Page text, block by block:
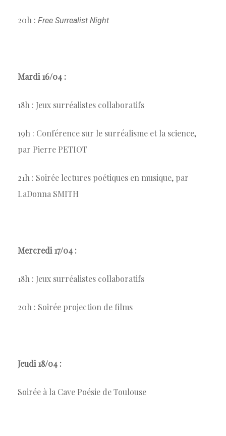
20h : Free Surrealist Night
Mardi 16/04 :
18h : Jeux surréalistes collaboratifs
19h : Conférence sur le surréalisme et la science,
par Pierre PETIOT
21h : Soirée lectures poétiques en musique, par
LaDonna SMITH
Mercredi 17/04 :
18h : Jeux surréalistes collaboratifs
20h : Soirée projection de films
Jeudi 18/04 :
Soirée à la Cave Poésie de Toulouse